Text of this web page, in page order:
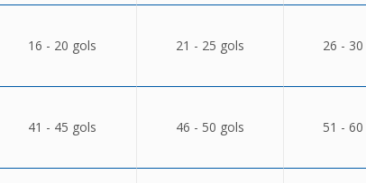
16 - 20 gols 21 - 25 gols 26 -
41 - 45 gols 46 - 50 gols 51 -